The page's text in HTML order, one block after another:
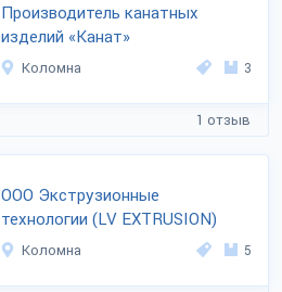
Производитель канатных
изделий «Канат»
Коломна 3
1 отзыв
ООО Экструзионные
технологии (LV EXTRUSION)
Коломна 5